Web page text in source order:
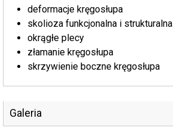
deformacje kręgosłupa
skolioza funkcjonalna i strukturalna
okrągłe plecy
złamanie kręgosłupa
skrzywienie boczne kręgosłupa
Galeria